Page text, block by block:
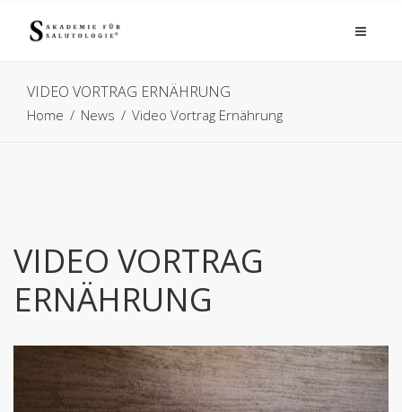
VIDEO VORTRAG ERNÄHRUNG
Home / News / Video Vortrag Ernährung
VIDEO VORTRAG
ERNÄHRUNG